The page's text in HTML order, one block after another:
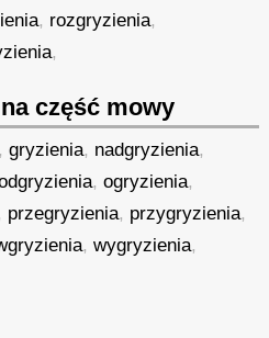
, rozgryzienia,
,
część mowy
gryzienia, nadgryzienia,
,ogryzienia,
przegryzienia, przygryzienia,
,wygryzienia,